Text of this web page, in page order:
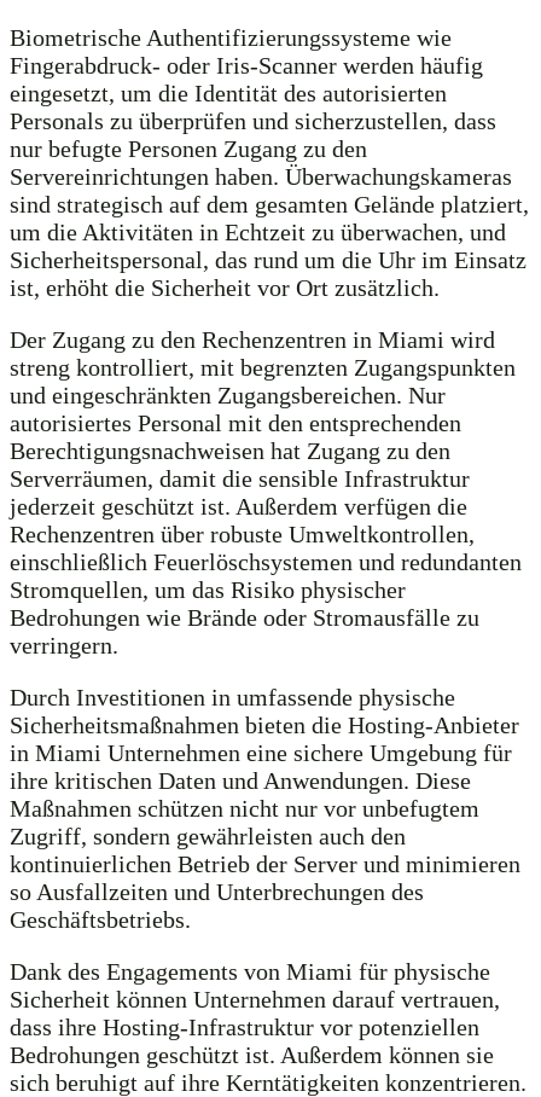
Biometrische Authentifizierungssysteme wie
Fingerabdruck- oder Iris-Scanner werden häufig
eingesetzt, um die Identität des autorisierten
Personals zu überprüfen und sicherzustellen, dass
nur befugte Personen Zugang zu den
Servereinrichtungen haben. Überwachungskameras
sind strategisch auf dem gesamten Gelände platziert,
um die Aktivitäten in Echtzeit zu überwachen, und
Sicherheitspersonal, das rund um die Uhr im Einsatz
ist, erhöht die Sicherheit vor Ort zusätzlich.
Der Zugang zu den Rechenzentren in Miami wird
streng kontrolliert, mit begrenzten Zugangspunkten
und eingeschränkten Zugangsbereichen. Nur
autorisiertes Personal mit den entsprechenden
Berechtigungsnachweisen hat Zugang zu den
Serverräumen, damit die sensible Infrastruktur
jederzeit geschützt ist. Außerdem verfügen die
Rechenzentren über robuste Umweltkontrollen,
einschließlich Feuerlöschsystemen und redundanten
Stromquellen, um das Risiko physischer
Bedrohungen wie Brände oder Stromausfälle zu
verringern.
Durch Investitionen in umfassende physische
Sicherheitsmaßnahmen bieten die Hosting-Anbieter
in Miami Unternehmen eine sichere Umgebung für
ihre kritischen Daten und Anwendungen. Diese
Maßnahmen schützen nicht nur vor unbefugtem
Zugriff, sondern gewährleisten auch den
kontinuierlichen Betrieb der Server und minimieren
so Ausfallzeiten und Unterbrechungen des
Geschäftsbetriebs.
Dank des Engagements von Miami für physische
Sicherheit können Unternehmen darauf vertrauen,
dass ihre Hosting-Infrastruktur vor potenziellen
Bedrohungen geschützt ist. Außerdem können sie
sich beruhigt auf ihre Kerntätigkeiten konzentrieren.